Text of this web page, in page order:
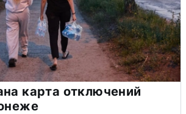
карта отключений